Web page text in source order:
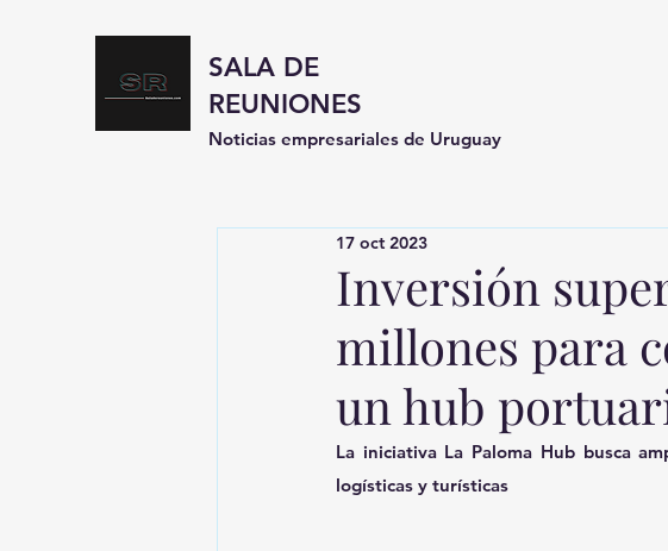
SALA DE
REUNIONES
Noticias empresariales de Uruguay
Inversión
millones para
un hub
17 oct 2023
La iniciativa La Paloma Hub busca
logísticas y turísticas